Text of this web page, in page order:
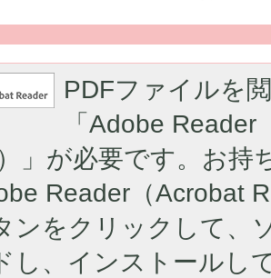
PDFファイルを
「Adobe Reader
」が必要です。お持
Reader（Acrobat
ンをクリックして、
し、インストールし